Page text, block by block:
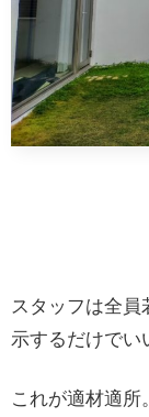
スタッフは全員
示するだけでい
これが適材適所。